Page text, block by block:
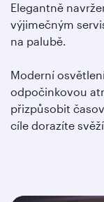
Elegantně
výjimečným
na palubě.
Moderní
odpočinkovou
přizpůsobit
cíle dorazíte